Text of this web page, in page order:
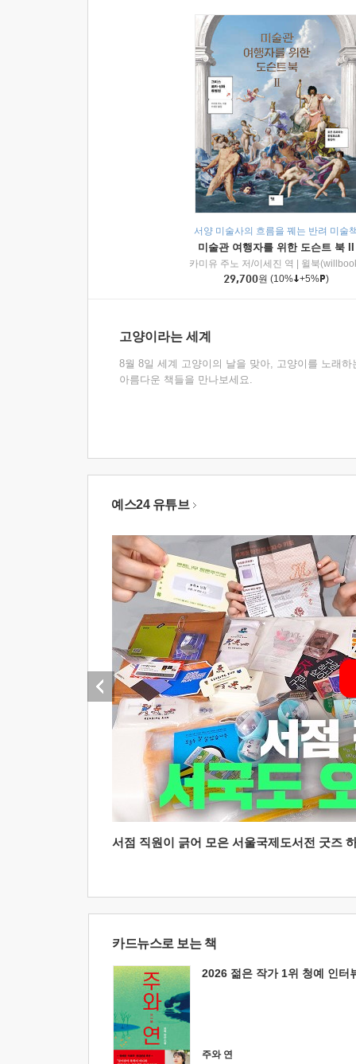
서양 미술사의 흐름을 꿰는 반려 미술
미술관 여행자를 위한 도슨트 북 II
카미유 주노 저/이세진 역
윌북
29,700원 (10% +5% )
고양이라는 세계
8월 8일 세계 고양이의 날을 맞아, 고양이를 노래하
아름다운 책들을 만나보세요.
예스24 유튜브
서점 직원이 긁어 모은 서울국제도서전 굿즈
카드뉴스로 보는 책
2026 젊은 작가 1위 청예 인터
주와 연